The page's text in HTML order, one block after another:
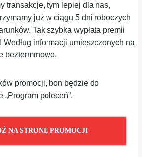
transakcje, tym lepiej dla nas,
już w ciągu 5 dni roboczych
Tak szybka wypłata premii
Według informacji umieszczonych na
bezterminowo.
promocji, bon będzie do
„Program poleceń”.
NA STRONĘ PROMOCJI